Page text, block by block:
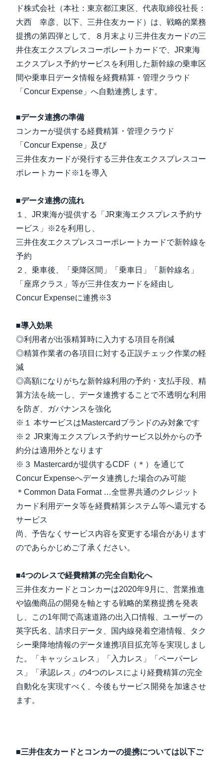
自治体・公共機関・教育機関等
ド株式会社（本社：東京都江東区、代表取締役社長：
大西 幸彦、以下、三井住友カード）は、戦略的業務
提携の第四弾として、８月末より三井住友カードの三
井住友エクスプレスコーポレートカードで、JR東海
エクスプレス予約サービスを利用した新幹線の乗車区
間や乗車日データ情報を経費精算・管理クラウド
「Concur Expense」へ自動連携します。
■データ連携の準備
コンカーが提供する経費精算・管理クラウド
「Concur Expense」及び
三井住友カードが発行する三井住友エクスプレスコー
ポレートカード※1を導入
■データ連携の流れ
１、JR東海が提供する「JR東海エクスプレス予約サ
ービス」※2を利用し、
三井住友エクスプレスコーポレートカードで新幹線を
予約
２、乗車後、「乗降区間」「乗車日」「新幹線名」
「座席クラス」等が三井住友カードを経由し
Concur Expenseに連携※3
■導入効果
◎利用者が出張精算時に入力する項目を削減
◎精算作業者の各項目に対する正誤チェック作業の軽
減
◎高額になりがちな新幹線利用の予約・支払手段、精
算方法を統一し、データ連携することで不透明な利用
を防ぎ、ガバナンスを強化
※１ 本サービスはMastercardブランドのみ対象です
※２ JR東海エクスプレス予約サービス以外からの予
約分は適用外となります
※３ Mastercardが提供するCDF（＊）を通じて
Concur Expenseへデータ連携した場合のみ可能
＊Common Data Format …全世界共通のクレジット
カード利用データ等を経費精算システム等へ還元する
サービス
尚、予告なくサービス内容を変更する場合があります
のであらかじめご了承ください。
■4つのレスで経費精算の完全自動化へ
三井住友カードとコンカーは2020年9月に、営業推進
や協働商品の開発を軸とする戦略的業務提携を発表
し、この1年間で高速道路の出入口情報、ユーザーの
英字氏名、請求日データ、国内線発着空港情報、タク
シー乗降地情報のデータ連携項目拡充等を実現しまし
た。「キャッシュレス」「入力レス」「ペーパーレ
ス」「承認レス」の4つのレスにより経費精算の完全
自動化を実現すべく、今後もサービス開発を加速させ
ます。
■三井住友カードとコンカーの提携については以下ご